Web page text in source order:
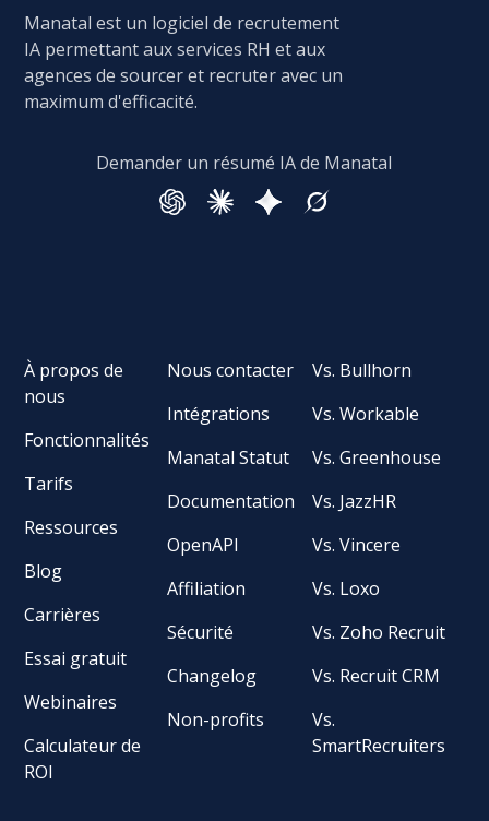
Manatal est un logiciel de recrutement
IA permettant aux services RH et aux
agences de sourcer et recruter avec un
maximum d'efficacité.
Demander un résumé IA de Manatal
À propos de
nous
Fonctionnalités
Tarifs
Ressources
Blog
Carrières
Essai gratuit
Webinaires
Calculateur de
ROI
Nous contacter
Intégrations
Manatal Statut
Documentation
OpenAPI
Affiliation
Sécurité
Changelog
Non-profits
Vs. Bullhorn
Vs. Workable
Vs. Greenhouse
Vs. JazzHR
Vs. Vincere
Vs. Loxo
Vs. Zoho Recruit
Vs. Recruit CRM
Vs.
SmartRecruiters